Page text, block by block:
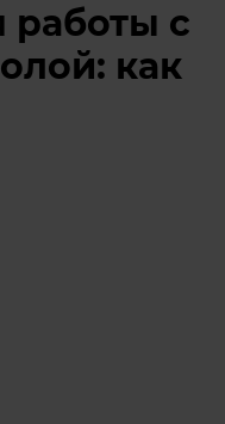
работы с
как